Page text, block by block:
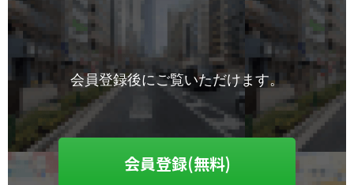
会員登録後にご覧いただけます。
会員登録(無料)